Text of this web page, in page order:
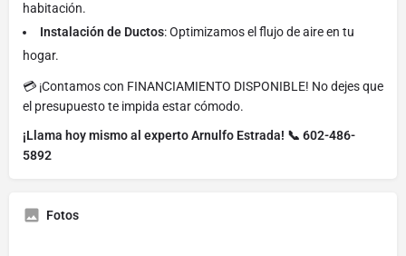
habitación.
Instalación de Ductos: Optimizamos el flujo de aire en tu
hogar.
💳 ¡Contamos con FINANCIAMIENTO DISPONIBLE! No dejes que
el presupuesto te impida estar cómodo.
¡Llama hoy mismo al experto Arnulfo Estrada! 📞 602-486-
5892
Fotos